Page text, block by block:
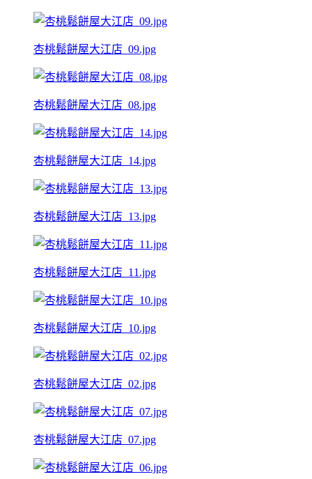
杏桃鬆餅屋大江店_09.jpg
杏桃鬆餅屋大江店_08.jpg
杏桃鬆餅屋大江店_14.jpg
杏桃鬆餅屋大江店_13.jpg
杏桃鬆餅屋大江店_11.jpg
杏桃鬆餅屋大江店_10.jpg
杏桃鬆餅屋大江店_02.jpg
杏桃鬆餅屋大江店_07.jpg